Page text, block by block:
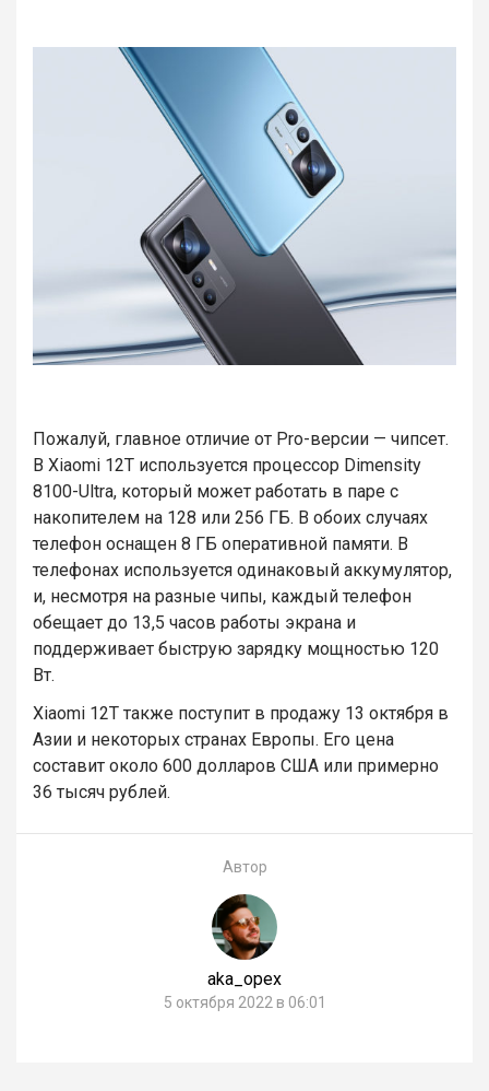
Пожалуй, главное отличие от Pro-версии — чипсет.
В Xiaomi 12T используется процессор Dimensity
8100-Ultra, который может работать в паре с
накопителем на 128 или 256 ГБ. В обоих случаях
телефон оснащен 8 ГБ оперативной памяти. В
телефонах используется одинаковый аккумулятор,
и, несмотря на разные чипы, каждый телефон
обещает до 13,5 часов работы экрана и
поддерживает быструю зарядку мощностью 120
Вт.
Xiaomi 12T также поступит в продажу 13 октября в
Азии и некоторых странах Европы. Его цена
составит около 600 долларов США или примерно
36 тысяч рублей.
Автор
aka_opex
5 октября 2022 в 06:01